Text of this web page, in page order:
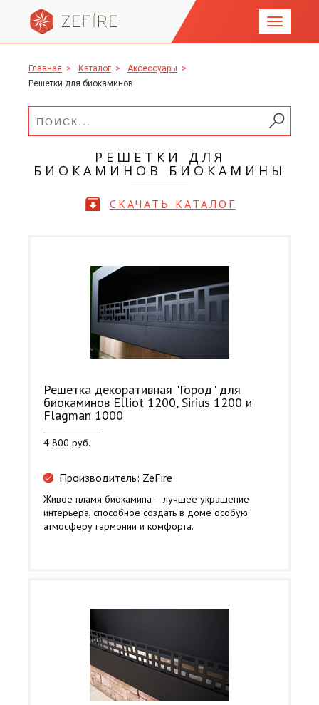
Главная > Каталог > Аксессуары >
Решетки для биокаминов
РЕШЕТКИ ДЛЯ
БИОКАМИНОВ БИОКАМИНЫ
СКАЧАТЬ КАТАЛОГ
Решетка декоративная "Город" для
биокаминов Elliot 1200, Sirius 1200 и
Flagman 1000
4 800 руб.
Производитель: ZeFire
Живое пламя биокамина – лучшее украшение
интерьера, способное создать в доме особую
атмосферу гармонии и комфорта.